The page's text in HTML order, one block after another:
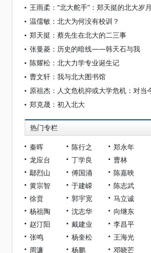
王雨柔：“北大舵手”：郑天挺的北大岁月
温儒敏：北大为何没有校训？
郑天挺：蔡先生在北大的二三事
张曼菱：历史的暗线——韩天石与我
陈耀松：北大力学专业诞生记
曹文轩：我与北大图书馆
郑克晟：初入北大
热门专栏
秦晖 陈行之
郑永年
龙应台
丁学良
曹林
鄢烈山
傅国涌
陈嘉映
黄宗智
于建嵘
陈志武
徐贲
郭宇宽
马立诚
杨祖陶
沈志华
向继东
赵汀阳
戴建业
李昌平
张鸣
杨奎松
王海光
周濂
杨鹏
邓晓芒